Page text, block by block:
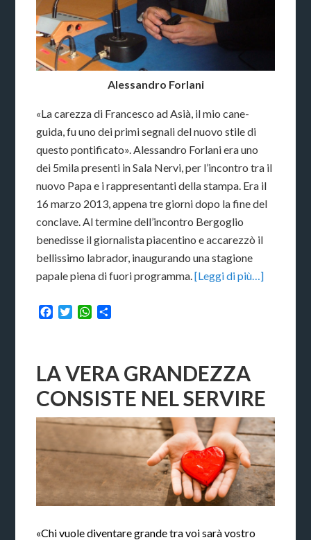
Alessandro Forlani
«La carezza di Francesco ad Asià, il mio cane-
guida, fu uno dei primi segnali del nuovo stile di
questo pontificato». Alessandro Forlani era uno
dei 5mila presenti in Sala Nervi, per l’incontro tra il
nuovo Papa e i rappresentanti della stampa. Era il
16 marzo 2013, appena tre giorni dopo la fine del
conclave. Al termine dell’incontro Bergoglio
benedisse il giornalista piacentino e accarezzò il
bellissimo labrador, inaugurando una stagione
papale piena di fuori programma.[Leggi di più…]
Facebook
TwitterWhatsApp
LA VERA GRANDEZZA
CONSISTE NEL SERVIRE
«Chi vuole diventare grande tra voi sarà vostro